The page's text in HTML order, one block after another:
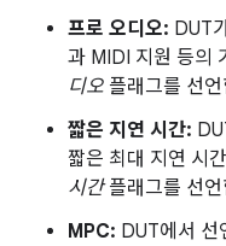
프로 오디오: DUT
과 MIDI 지원 등의
디오 플래그를 선
짧은 지연 시간:
짧은 최대 지연 시
시간플래그를 선언
MPC: DUT에서 선